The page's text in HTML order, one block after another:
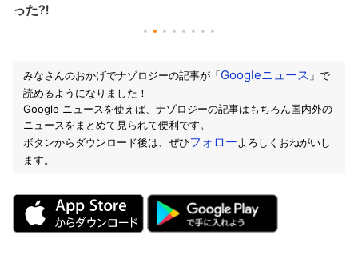
った⁈
みなさんのおかげでナゾロジーの記事が「Googleニュース 」で
読めるようになりました！
Google ニュースを使えば、ナゾロジーの記事はもちろん国内外の
ニュースをまとめて見られて便利です。
ボタンからダウンロード後は、ぜひフォローよろしくおねがいし
ます。